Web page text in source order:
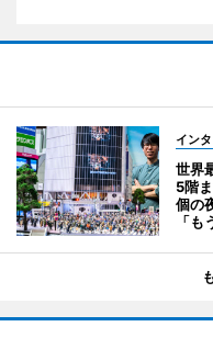
イン
世界
5階
個の
「も